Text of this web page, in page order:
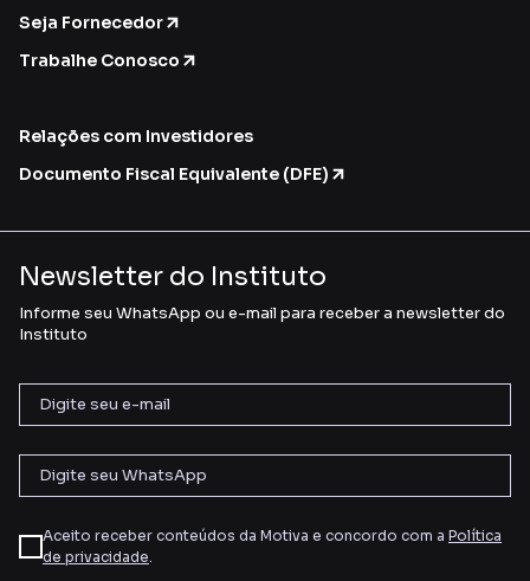
Seja Fornecedor
Trabalhe Conosco
Relações com Investidores
Documento Fiscal Equivalente (DFE)
Newsletter do Instituto
Informe seu WhatsApp ou e-mail para receber a newsletter do
Instituto
Aceito receber conteúdos da Motiva e concordo com a Política
de privacidade